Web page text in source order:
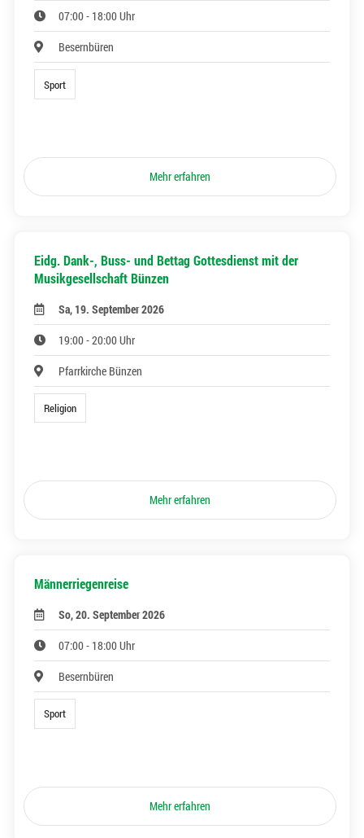
07:00 - 18:00 Uhr
Besernbüren
Sport
Mehr erfahren
Eidg. Dank-, Buss- und Bettag Gottesdienst mit der
Musikgesellschaft Bünzen
Sa, 19. September 2026
19:00 - 20:00 Uhr
Pfarrkirche Bünzen
Religion
Mehr erfahren
Männerriegenreise
So, 20. September 2026
07:00 - 18:00 Uhr
Besernbüren
Sport
Mehr erfahren